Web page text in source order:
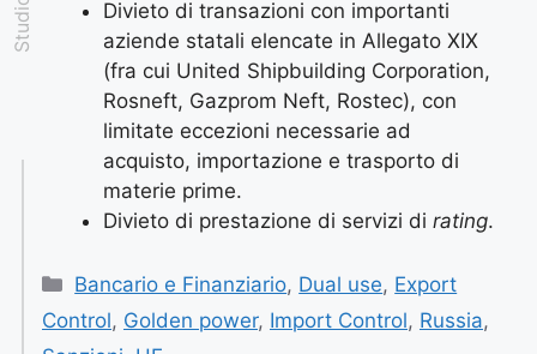
Divieto di transazioni con importanti
aziende statali elencate in Allegato XIX
(fra cui United Shipbuilding Corporation,
Rosneft, Gazprom Neft, Rostec), con
limitate eccezioni necessarie ad
acquisto, importazione e trasporto di
materie prime.
Divieto di prestazione di servizi di rating.
Bancario e Finanziario, Dual use, Export
Control, Golden power, Import Control, Russia,